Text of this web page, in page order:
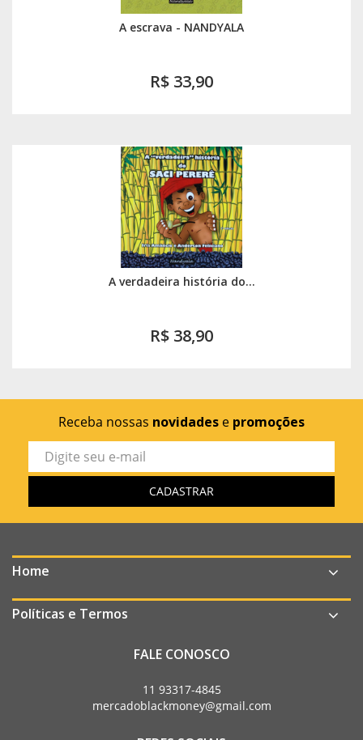
A escrava - NANDYALA
R$ 33,90
A verdadeira história do...
R$ 38,90
Receba nossas novidades e promoções
Home
Políticas e Termos
FALE CONOSCO
11 93317-4845
mercadoblackmoney@gmail.com